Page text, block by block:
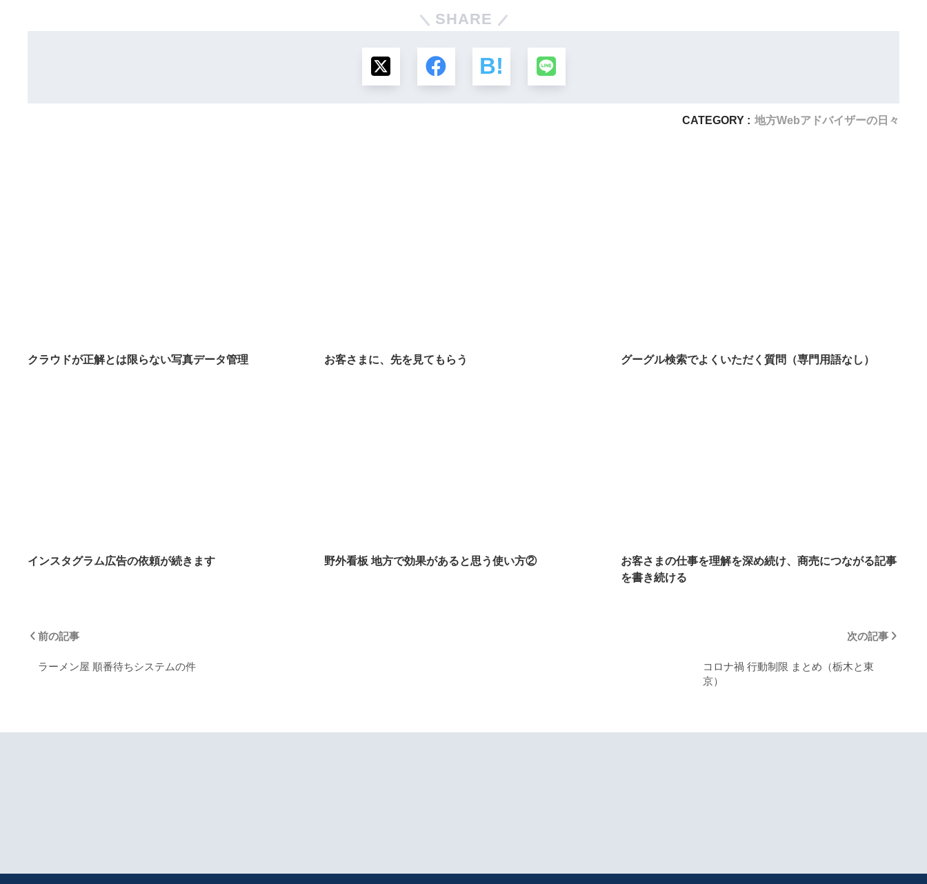
SHARE
CATEGORY : 地方Webアドバイザーの日々
クラウドが正解とは限らない写真データ管理 お客さまに、先を見てもらう グーグル検索でよくいただく質問（専門用語なし）
インスタグラム広告の依頼が続きます 野外看板 地方で効果があると思う使い方②
お客さまの仕事を理解を深め続け、商売につながる記事
を書き続ける
前の記事
ラーメン屋 順番待ちシステムの件
次の記事
コロナ禍 行動制限 まとめ（栃木と東
京）